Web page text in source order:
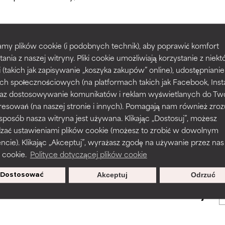
plików cookie (i podobnych technik), aby poprawić komfort
z naszej witryny. Pliki cookie umożliwiają korzystanie z
jak zapisywanie „koszyka zakupów” online),
społecznościowych (na platformach takich jak Facebook,
dostosowywanie komunikatów i reklam wyświetlanych do
(na naszej stronie i innych). Pomagają nam również
nasza witryna jest używana. Klikając „Dostosuj”, możesz
ustawieniami plików cookie (możesz to zrobić w dowolnym
Klikając „Akceptuj”, wyrażasz zgodę na używanie przez nas
Polityce dotyczącej plików cookie
Dostosować Odrzuć
Akceptuj
POWRÓT DO WYSZUKIWANIA
to assess ingredients in this dictionary. Regulations
tekstury, stabilności lub penetracji formuły.
ale może mieć problemy estetyczne, stabilności lub inne,
użyteczność.
podrażnienia. Ryzyko wzrasta w połączeniu z innymi
składnikami.
podrażnienie, stan zapalny, suchość itp. Może przynosić
ale ogólnie udowodniono, że wyrządza więcej szkody niż
tekstury, stabilności lub penetracji formuły.
ale może mieć problemy estetyczne, stabilności lub inne,
użyteczność.
podrażnienia. Ryzyko wzrasta w połączeniu z innymi
składnikami.
podrażnienie, stan zapalny, suchość itp. Może przynosić
ale ogólnie udowodniono, że wyrządza więcej szkody niż
się, aby otrzymywać wyjątkowe